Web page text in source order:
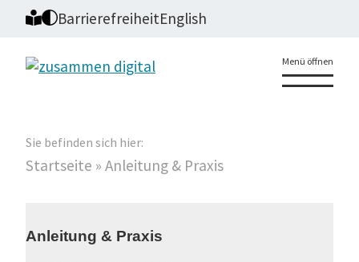
BarrierefreiheitEnglish
Menü öffnen
Sie befinden sich hier:
Startseite » Anleitung & Praxis
Anleitung & Praxis